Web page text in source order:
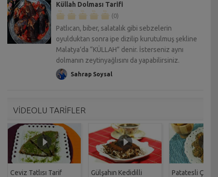
Küllah Dolması Tarifi
(0)
Patlıcan, biber, salatalık gibi sebzelerin
oyulduktan sonra ipe dizilip kurutulmuş şekline
Malatya’da “KÜLLAH” denir. İsterseniz aynı
dolmanın zeytinyağlısını da yapabilirsiniz.
Sahrap Soysal
VİDEOLU TARİFLER
Ceviz Tatlısı Tarif
Gülşahın Kedidilli
Patatesli Çıtır